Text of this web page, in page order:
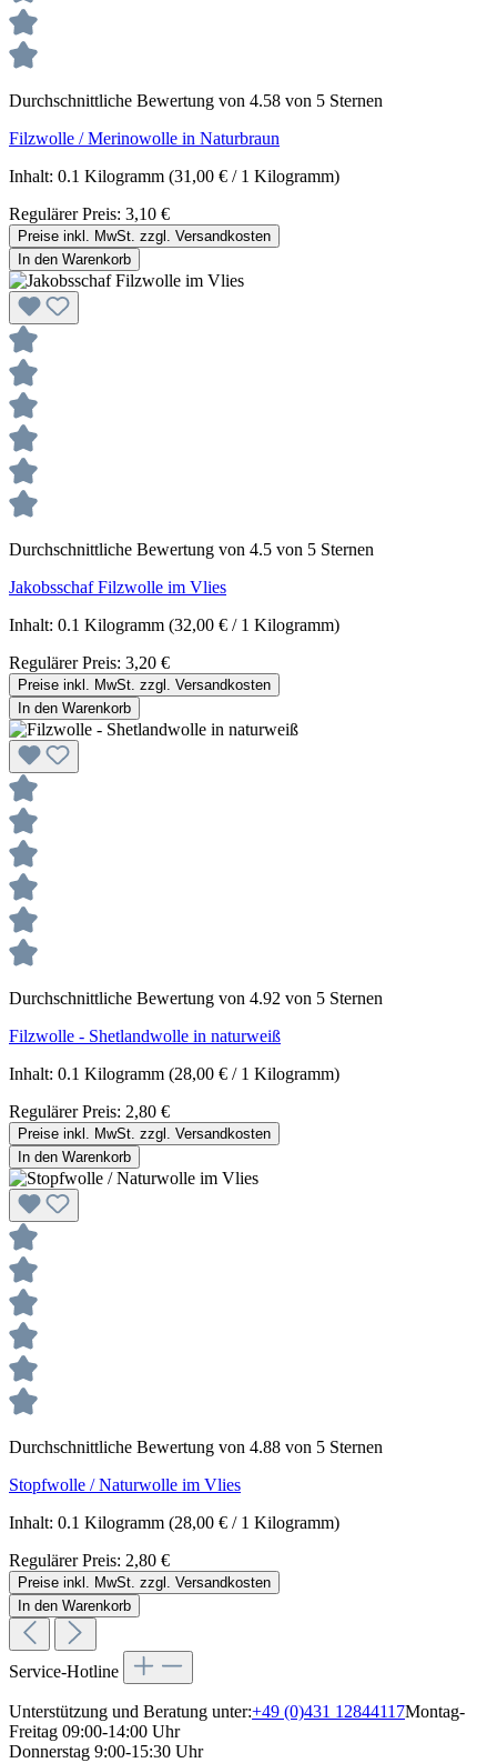
Durchschnittliche Bewertung von 4.58 von 5 Sternen
Filzwolle / Merinowolle in Naturbraun
Inhalt: 0.1 Kilogramm (31,00 € / 1 Kilogramm)
Regulärer Preis: 3,10 €
Preise inkl. MwSt. zzgl. Versandkosten
In den Warenkorb
Durchschnittliche Bewertung von 4.5 von 5 Sternen
Jakobsschaf Filzwolle im Vlies
Inhalt: 0.1 Kilogramm (32,00 € / 1 Kilogramm)
Regulärer Preis: 3,20 €
Preise inkl. MwSt. zzgl. Versandkosten
In den Warenkorb
Durchschnittliche Bewertung von 4.92 von 5 Sternen
Filzwolle - Shetlandwolle in naturweiß
Inhalt: 0.1 Kilogramm (28,00 € / 1 Kilogramm)
Regulärer Preis: 2,80 €
Preise inkl. MwSt. zzgl. Versandkosten
In den Warenkorb
Durchschnittliche Bewertung von 4.88 von 5 Sternen
Stopfwolle / Naturwolle im Vlies
Inhalt: 0.1 Kilogramm (28,00 € / 1 Kilogramm)
Regulärer Preis: 2,80 €
Preise inkl. MwSt. zzgl. Versandkosten
In den Warenkorb
Service-Hotline
Unterstützung und Beratung unter:+49 (0)431 12844117Montag-
Freitag 09:00-14:00 Uhr
Donnerstag 9:00-15:30 Uhr